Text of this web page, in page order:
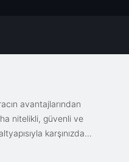
avantajlarından
nitelikli, güvenli ve
karşınızda.